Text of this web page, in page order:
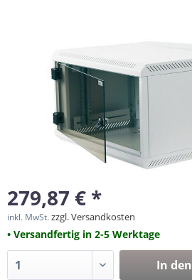
279,87 € *
inkl. MwSt.zzgl. Versandkosten
• Versandfertig in 2-5 Werktage
In den